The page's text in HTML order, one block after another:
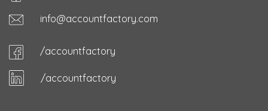
info@accountfactory.com
/accountfactory
/accountfactory